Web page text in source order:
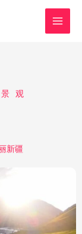
观
新疆